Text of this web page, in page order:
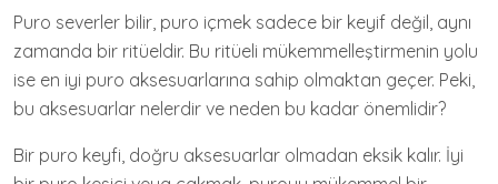
Puro severler bilir, puro içmek sadece bir keyif değil, aynı
zamanda bir ritüeldir. Bu ritüeli mükemmelleştirmenin yolu
ise en iyi puro aksesuarlarına sahip olmaktan geçer. Peki,
bu aksesuarlar nelerdir ve neden bu kadar önemlidir?
Bir puro keyfi, doğru aksesuarlar olmadan eksik kalır. İyi